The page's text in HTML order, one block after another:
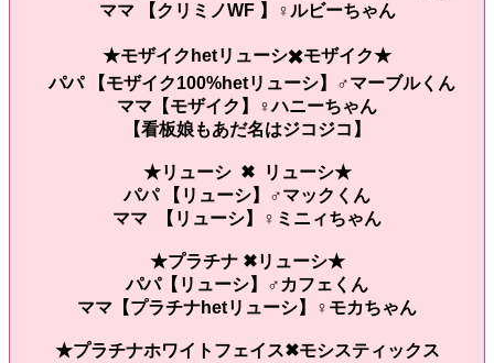
ママ 【クリミノWF 】♀ルビーちゃん
★モザイクhetリューシ✖️モザイク★
パパ 【モザイク100%hetリューシ】♂マーブルくん
ママ【モザイク】♀ハニーちゃん
【看板娘もあだ名はジコジコ】
★リューシ ✖︎ リューシ★
パパ 【リューシ】♂マックくん
ママ 【リューシ】♀ミニィちゃん
★プラチナ ✖︎リューシ★
パパ【リューシ】♂カフェくん
ママ【プラチナhetリューシ】♀モカちゃん
★プラチナホワイトフェイス✖︎モシスティックス